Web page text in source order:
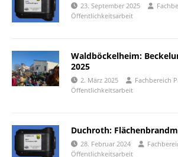
23. September 2025
Öffentlichkeitsarbeit
Waldböckelheim:
2025
2. März 2025
Fachbereich
Öffentlichkeitsarbeit
Duchroth:
28. Februar 2024
Öffentlichkeitsarbeit